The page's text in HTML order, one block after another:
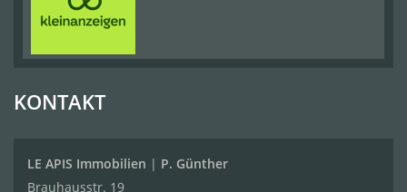
KONTAKT
LE APIS Immobilien | P. Günther
Brauhausstr. 19